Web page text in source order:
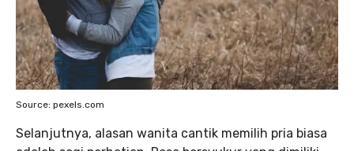
Source: pexels.com
Selanjutnya, alasan wanita cantik memilih pria biasa